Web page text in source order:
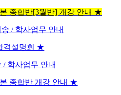
종합반[3월반] 개강 안내 ★
/ 학사업무 안내
격설명회 ★
/ 학사업무 안내
종합반 개강 안내 ★